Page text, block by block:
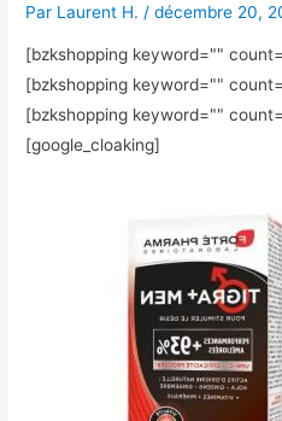
Par Laurent H. /décembre 20,
[bzkshopping keyword=""
[bzkshopping keyword=""
[bzkshopping keyword=""
[google_cloaking]